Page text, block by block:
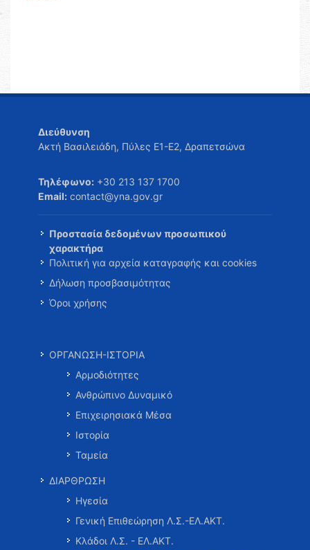
Διεύθυνση
Ακτή Βασιλειάδη, Πύλες Ε1-Ε2, Δραπετσώνα
Τηλέφωνο: +30 213 137 1700
Email: contact@yna.gov.gr
Προστασία δεδομένων προσωπικού
χαρακτήρα
Πολιτική για αρχεία καταγραφής και cookies
Δήλωση προσβασιμότητας
Όροι χρήσης
ΟΡΓΑΝΩΣΗ-ΙΣΤΟΡΙΑ
Αρμοδιότητες
Ανθρώπινο Δυναμικό
Επιχειρησιακά Μέσα
Ιστορία
Ταμεία
ΔΙΑΡΘΡΩΣΗ
Ηγεσία
Γενική Επιθεώρηση Λ.Σ.-ΕΛ.ΑΚΤ.
Κλάδοι Λ.Σ. - ΕΛ.ΑΚΤ.